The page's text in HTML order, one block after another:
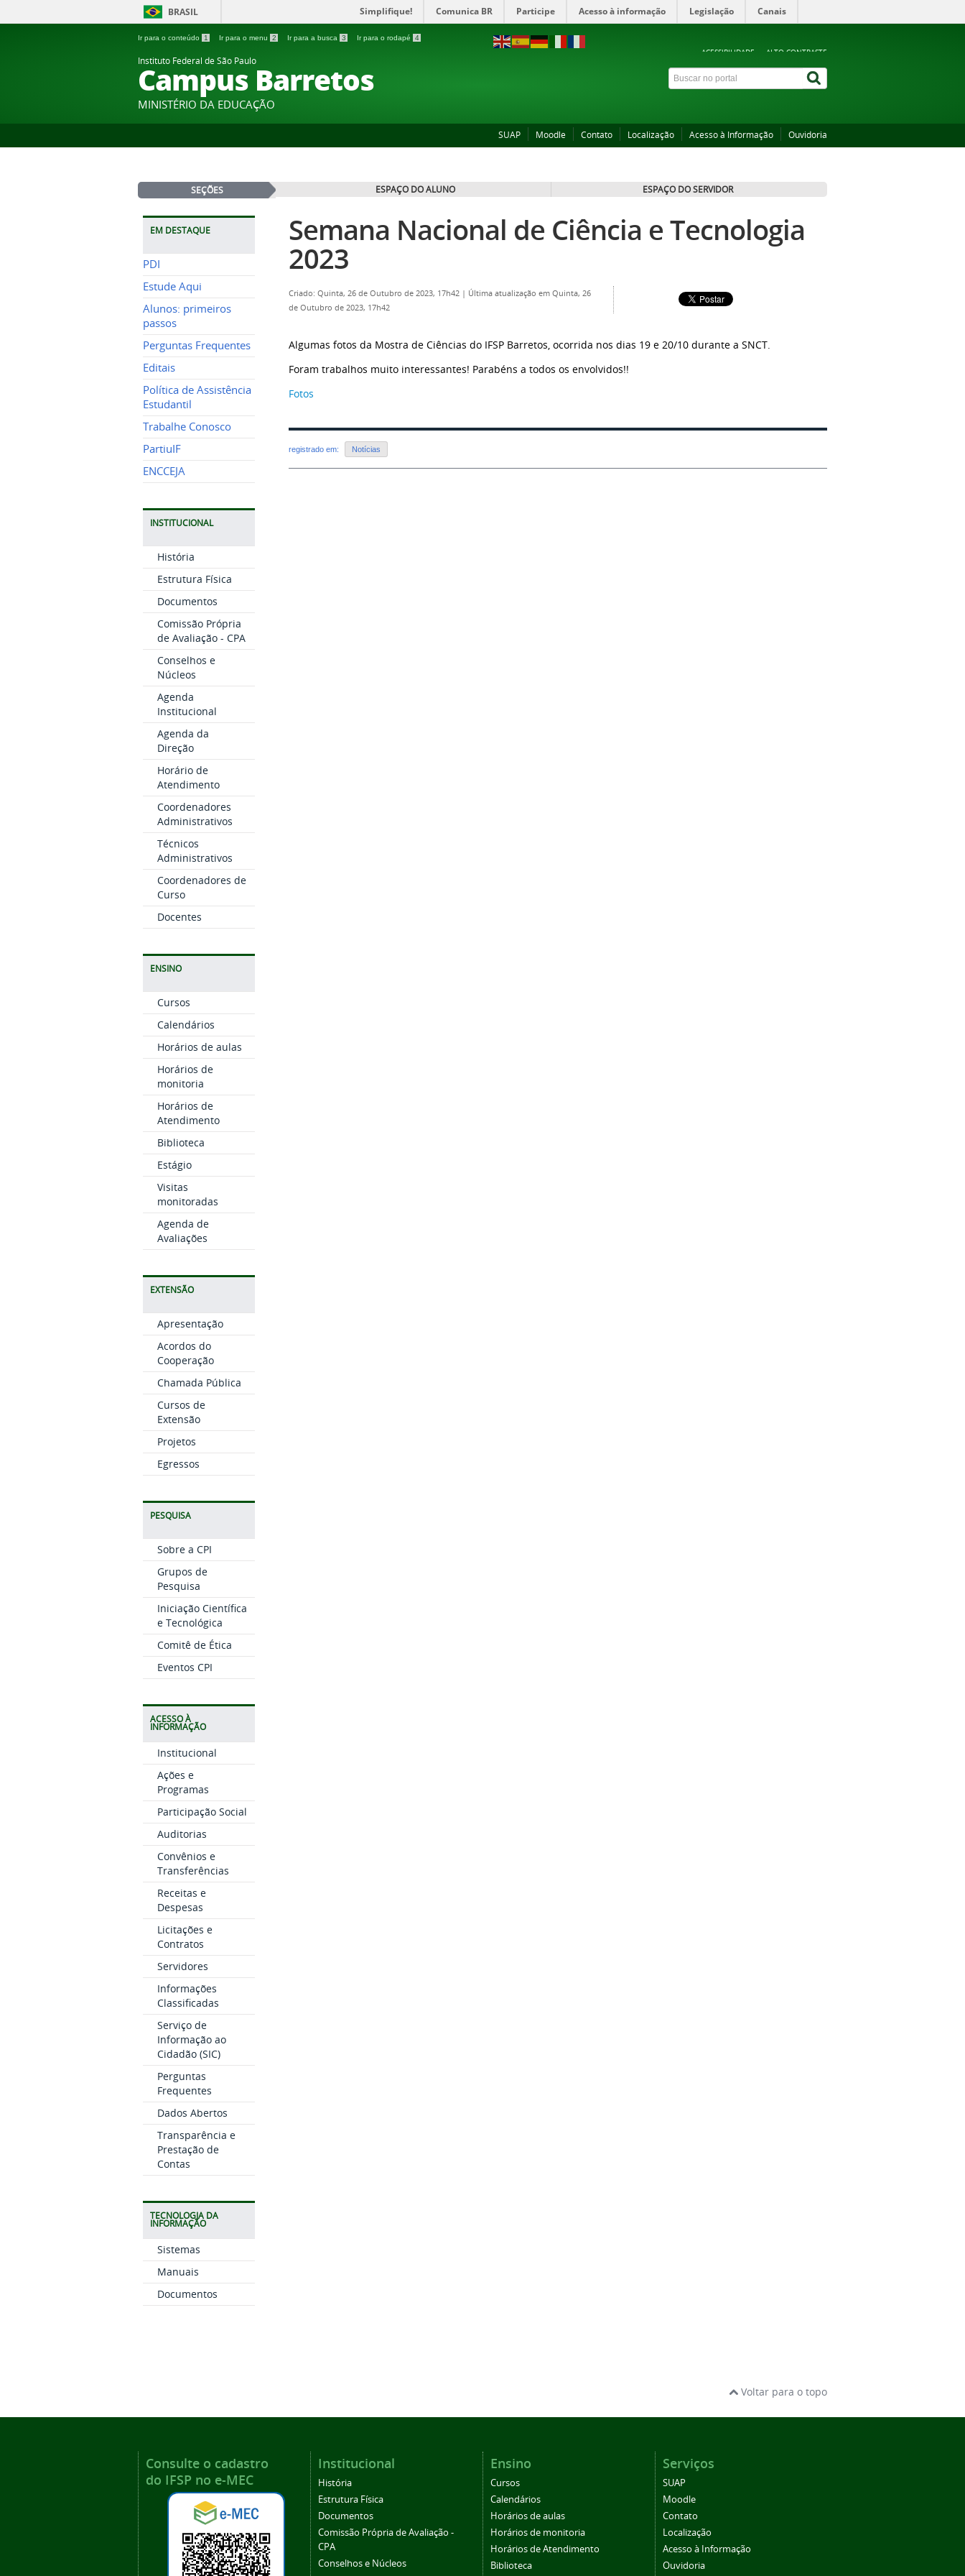
BRASIL Simplifique! Comunica BR Participe Acesso à informação Legislação Canais
Ir para o conteúdo 1 Ir para o menu 2 Ir para a busca 3 Ir para o rodapé 4
ACESSIBILIDADE ALTO CONTRASTE
Instituto Federal de São Paulo
Campus Barretos
MINISTÉRIO DA EDUCAÇÃO
SUAP Moodle Contato Localização Acesso à Informação Ouvidoria
SEÇÕES ESPAÇO DO ALUNO ESPAÇO DO SERVIDOR
EM DESTAQUE
PDI
Estude Aqui
Alunos: primeiros
passos
Perguntas Frequentes
Editais
Política de Assistência
Estudantil
Trabalhe Conosco
PartiuIF
ENCCEJA
INSTITUCIONAL
História
Estrutura Física
Documentos
Comissão Própria
de Avaliação - CPA
Conselhos e
Núcleos
Agenda
Institucional
Agenda da
Direção
Horário de
Atendimento
Coordenadores
Administrativos
Técnicos
Administrativos
Coordenadores de
Curso
Docentes
ENSINO
Cursos
Calendários
Horários de aulas
Horários de
monitoria
Horários de
Atendimento
Biblioteca
Estágio
Visitas
monitoradas
Agenda de
Avaliações
EXTENSÃO
Apresentação
Acordos do
Cooperação
Chamada Pública
Cursos de
Extensão
Projetos
Egressos
PESQUISA
Sobre a CPI
Grupos de
Pesquisa
Iniciação Científica
e Tecnológica
Comitê de Ética
Eventos CPI
ACESSO À
INFORMAÇÃO
Institucional
Ações e
Programas
Participação Social
Auditorias
Convênios e
Transferências
Receitas e
Despesas
Licitações e
Contratos
Servidores
Informações
Classificadas
Serviço de
Informação ao
Cidadão (SIC)
Perguntas
Frequentes
Dados Abertos
Transparência e
Prestação de
Contas
TECNOLOGIA DA
INFORMAÇÃO
Sistemas
Manuais
Documentos
Semana Nacional de Ciência e Tecnologia
2023
Criado: Quinta, 26 de Outubro de 2023, 17h42 | Última atualização em Quinta, 26
de Outubro de 2023, 17h42
Algumas fotos da Mostra de Ciências do IFSP Barretos, ocorrida nos dias 19 e 20/10 durante a SNCT.
Foram trabalhos muito interessantes! Parabéns a todos os envolvidos!!
Fotos
registrado em: Notícias
Voltar para o topo
Consulte o cadastro
do IFSP no e-MEC
Institucional
História
Estrutura Física
Documentos
Comissão Própria de Avaliação -
CPA
Conselhos e Núcleos
Ensino
Cursos
Calendários
Horários de aulas
Horários de monitoria
Horários de Atendimento
Biblioteca
Serviços
SUAP
Moodle
Contato
Localização
Acesso à Informação
Ouvidoria